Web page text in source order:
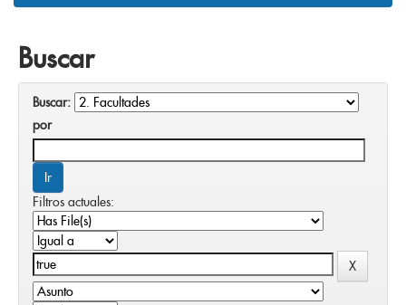
Buscar
Buscar:
por
Filtros actuales: